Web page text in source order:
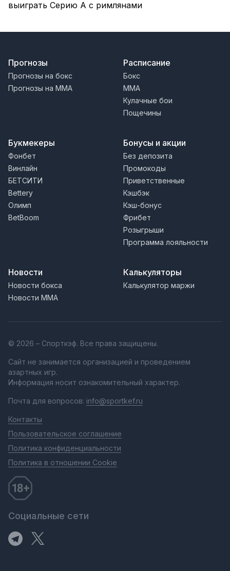
выиграть Серию А с римлянами
Прогнозы
Прогнозы на бокс
Прогнозы на MMA
Расписание
Бокс
MMA
Кулачные бои
Пощечины
Букмекеры
Фонбет
Винлайн
БЕТСИТИ
Bettery
Олимп
BetBoom
Бонусы и акции
Без депозита
Промокоды
Приветственные
Кэшбэк
Кэш-бонус
Фрибет
Розыгрыши
Программа лояльности
Новости
Новости бокса
Новости MMA
Калькуляторы
Калькулятор маржи
© 2026 – Спорткэф. Все права защищены.
Сайт не занимается организацией и проведением
азартных игр.
Информация носит ознакомительный характер.
Почта для вопросов: info@sportkef.ru
Контакты
Пользовательское соглашение
Политика конфиденциальности
Политика в отношении Cookie
Социальные сети